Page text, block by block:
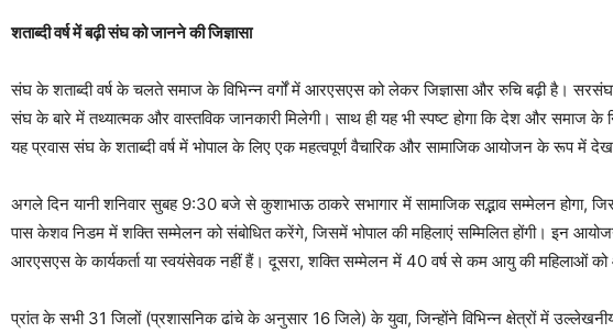
शताब्दी वर्ष में बढ़ी संघ को जानने की जिज्ञासा
संघ के शताब्दी वर्ष के चलते समाज के विभिन्न वर्गों में आरएसएस को लेकर जिज्ञासा और रुचि बढ़ी है।
संघ के बारे में तथ्यात्मक और वास्तविक जानकारी मिलेगी। साथ ही यह भी स्पष्ट होगा कि देश और समाज के
यह प्रवास संघ के शताब्दी वर्ष में भोपाल के लिए एक महत्वपूर्ण वैचारिक और सामाजिक आयोजन के रूप में
अगले दिन यानी शनिवार सुबह 9:30 बजे से कुशाभाऊ ठाकरे सभागार में सामाजिक सद्भाव सम्मेलन होगा,
पास केशव निडम में शक्ति सम्मेलन को संबोधित करेंगे, जिसमें भोपाल की महिलाएं सम्मिलित होंगी। इन
आरएसएस के कार्यकर्ता या स्वयंसेवक नहीं हैं। दूसरा, शक्ति सम्मेलन में 40 वर्ष से कम आयु की महिलाओं को
प्रांत के सभी 31 जिलों (प्रशासनिक ढांचे के अनुसार 16 जिले) के युवा, जिन्होंने विभिन्न क्षेत्रों में